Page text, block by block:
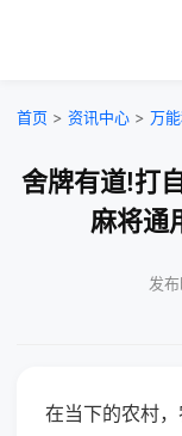
首页 > 资讯中心 > 万
舍牌有道!打
麻将通
发
在当下的农村